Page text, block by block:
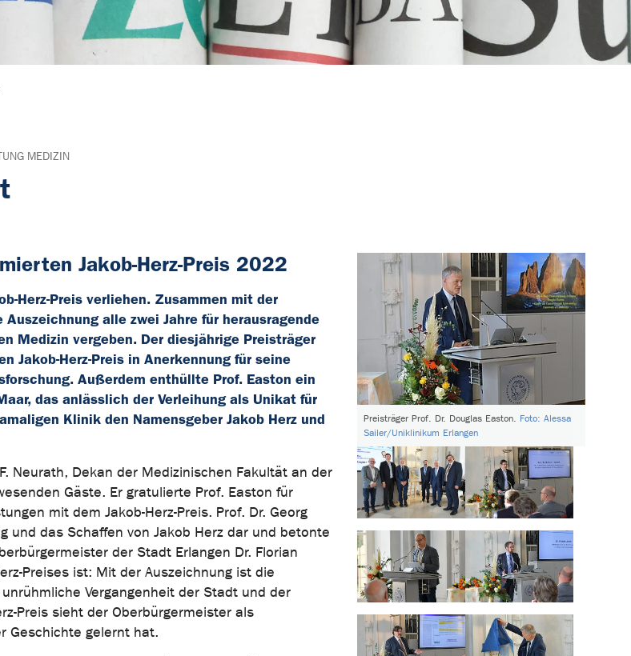
MEDIZIN
Jakob-Herz-Preis 2022
Herz-Preis verliehen. Zusammen mit der
alle zwei Jahre für herausragende
Medizin vergeben. Der diesjährige Preisträger
Jakob-Herz-Preis in Anerkennung für seine
Außerdem enthüllte Prof. Easton ein
das anlässlich der Verleihung als Unikat für
Klinik den Namensgeber Jakob Herz und
Neurath, Dekan der Medizinischen Fakultät an der
Gäste. Er gratulierte Prof. Easton für
mit dem Jakob-Herz-Preis. Prof. Dr. Georg
und das Schaffen von Jakob Herz dar und betonte
der Stadt Erlangen Dr. Florian
Preises ist: Mit der Auszeichnung ist die
Vergangenheit der Stadt und der
Preis sieht der Oberbürgermeister als
Geschichte gelernt hat.
Preisträger Prof. Dr. Douglas Easton. Foto: Alessa
Sailer/Uniklinikum Erlangen